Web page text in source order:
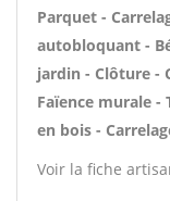
Parquet -
autobloquant -
jardin - Clôture -
Faïence murale -
en bois -
Voir la fiche